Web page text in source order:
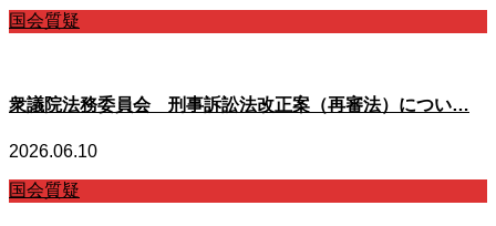
国会質疑
衆議院法務委員会 刑事訴訟法改正案（再審法）につい…
2026.06.10
国会質疑